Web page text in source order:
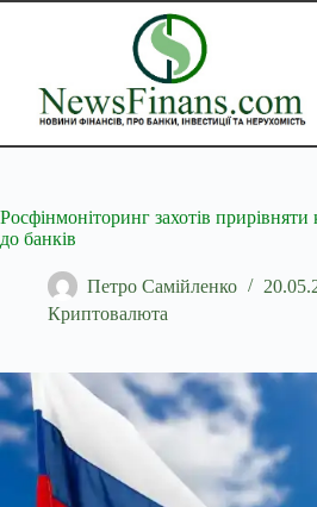
Перейти
Росфінмоніторинг захотів
до банків
Петро Самійленко
Криптовалюта